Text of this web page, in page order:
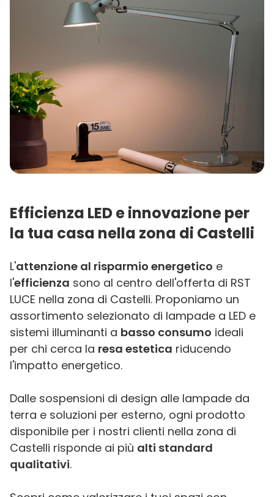
Efficienza LED e innovazione per
la tua casa nella zona di Castelli
L'attenzione al risparmio energetico e
l'efficienza sono al centro dell'offerta di RST
LUCE nella zona di Castelli. Proponiamo un
assortimento selezionato di lampade a LED e
sistemi illuminanti a basso consumo ideali
per chi cerca la resa estetica riducendo
l'impatto energetico.
Dalle sospensioni di design alle lampade da
terra e soluzioni per esterno, ogni prodotto
disponibile per i nostri clienti nella zona di
Castelli risponde ai più alti standard
qualitativi.